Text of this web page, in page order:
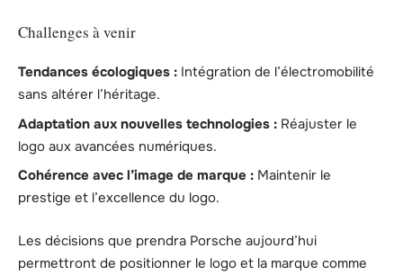
Challenges à venir
Tendances écologiques : Intégration de l’électromobilité
sans altérer l’héritage.
Adaptation aux nouvelles technologies : Réajuster le
logo aux avancées numériques.
Cohérence avec l’image de marque : Maintenir le
prestige et l’excellence du logo.
Les décisions que prendra Porsche aujourd’hui
permettront de positionner le logo et la marque comme